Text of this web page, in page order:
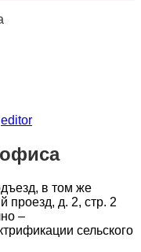
editor
в том же
проезд, д. 2, стр. 2
–
сельского